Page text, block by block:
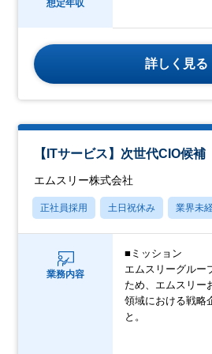
想定年収
詳しく見る
【ITサービス】次世代CIO候補
エムスリー株式会社
正社員採用 土日祝休み 業界未
業務内容
■ミッション
エムスリーグルー
ため、エムスリー
領域における戦略
と。